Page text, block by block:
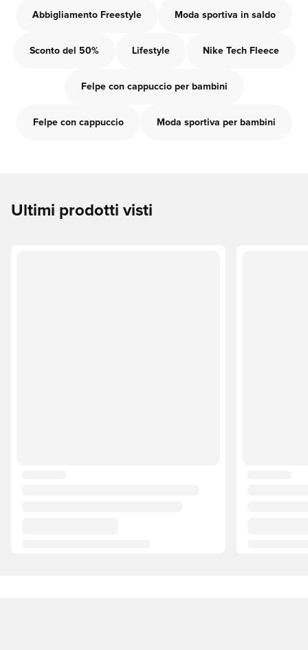
Abbigliamento Freestyle Moda sportiva in saldo
Sconto del 50% Lifestyle Nike Tech Fleece
Felpe con cappuccio per bambini
Felpe con cappuccio Moda sportiva per bambini
Ultimi prodotti visti